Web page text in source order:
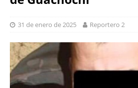
31 de enero de 2025 Reportero 2